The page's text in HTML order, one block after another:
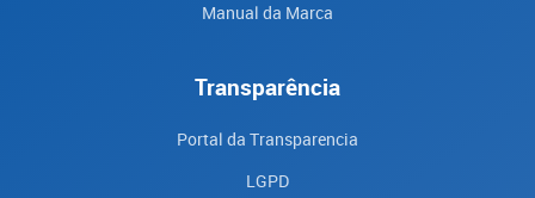
Manual da Marca
Transparência
Portal da Transparencia
LGPD